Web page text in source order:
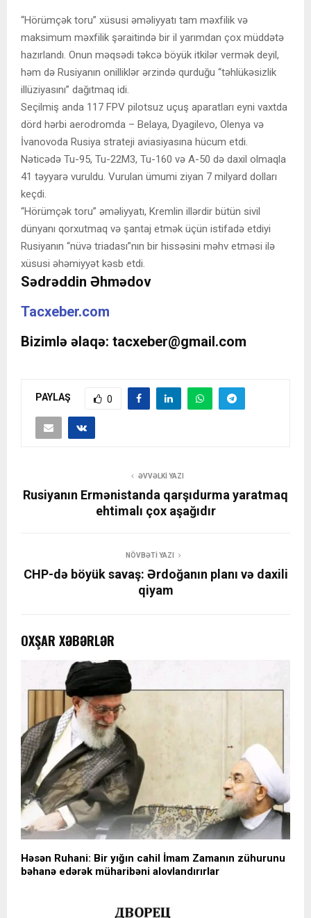
“Hörümçək toru” xüsusi əməliyyatı tam məxfilik və
maksimum məxfilik şəraitində bir il yarımdan çox müddətə
hazırlandı. Onun məqsədi təkcə böyük itkilər vermək deyil,
həm də Rusiyanın onilliklər ərzində qurduğu “təhlükəsizlik
illüziyasını” dağıtmaq idi.
Seçilmiş anda 117 FPV pilotsuz uçuş aparatları eyni vaxtda
dörd hərbi aerodromda – Belaya, Dyagilevo, Olenya və
İvanovoda Rusiya strateji aviasiyasına hücum etdi.
Nəticədə Tu-95, Tu-22M3, Tu-160 və A-50 də daxil olmaqla
41 təyyarə vuruldu. Vurulan ümumi ziyan 7 milyard dolları
keçdi.
“Hörümçək toru” əməliyyatı, Kremlin illərdir bütün sivil
dünyanı qorxutmaq və şantaj etmək üçün istifadə etdiyi
Rusiyanın “nüvə triadası”nın bir hissəsini məhv etməsi ilə
xüsusi əhəmiyyət kəsb etdi.
Sədrəddin Əhmədov
Tacxeber.com
Bizimlə əlaqə: tacxeber@gmail.com
PAYLAŞ 0
ƏVVƏLKI YAZI
Rusiyanın Ermənistanda qarşıdurma yaratmaq
ehtimalı çox aşağıdır
NÖVBƏTI YAZI
CHP-də böyük savaş: Ərdoğanın planı və daxili
qiyam
OXŞAR XƏBƏRLƏR
Həsən Ruhani: Bir yığın cahil İmam Zamanın zühurunu
bəhanə edərək müharibəni alovlandırırlar